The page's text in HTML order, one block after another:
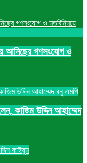
আনিছের গণসংযোগ ও
কাজিম উদ্দিন আহাম্মেদ